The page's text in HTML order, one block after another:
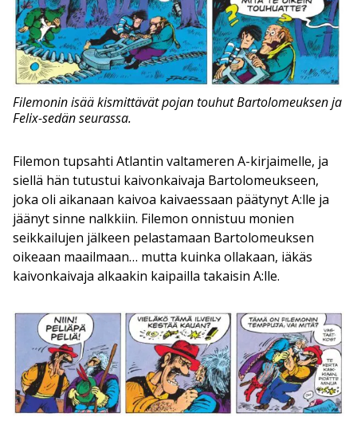
Filemonin isää kismittävät pojan touhut Bartolomeuksen ja
Felix-sedän seurassa.
Filemon tupsahti Atlantin valtameren A-kirjaimelle, ja
siellä hän tutustui kaivonkaivaja Bartolomeukseen,
joka oli aikanaan kaivoa kaivaessaan päätynyt A:lle ja
jäänyt sinne nalkkiin. Filemon onnistuu monien
seikkailujen jälkeen pelastamaan Bartolomeuksen
oikeaan maailmaan… mutta kuinka ollakaan, iäkäs
kaivonkaivaja alkaakin kaipailla takaisin A:lle.